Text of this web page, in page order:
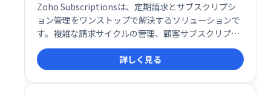
Zoho Subscriptionsは、定期請求とサブスクリプシ
ョン管理をワンストップで解決するソリューションで
す。複雑な請求サイクルの管理、顧客サブスクリプシ
ョンの監視、請求・支払いの自動化、分析までを網
羅。失敗した支払いの再試行管理にも対応し、ビジネ
ス成長をサポートします。LogiNextなど多くの企業に
選ばれています。
詳しく見る